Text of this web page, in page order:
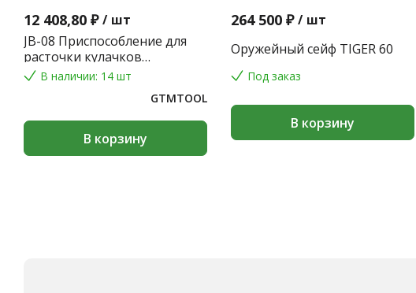
12 408,80 ₽ / шт
JB-08 Приспособление для
расточки кулачков
токарного патрона
В наличии: 14 шт
GTMTOOL
В корзину
264 500 ₽ / шт
Оружейный сейф TIGER 60
Под заказ
В корзину